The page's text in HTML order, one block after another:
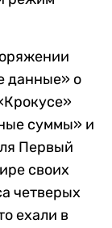
данные» о
суммы» и
Первый
своих
четверых
ехали в